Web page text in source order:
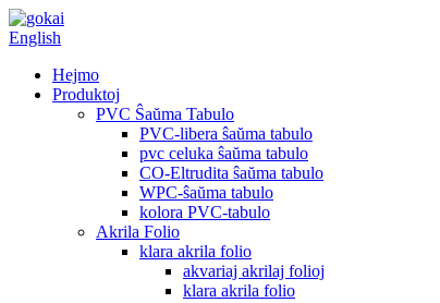
English
Hejmo
Produktoj
PVC Ŝaŭma Tabulo
PVC-libera ŝaŭma tabulo
pvc celuka ŝaŭma tabulo
CO-Eltrudita ŝaŭma tabulo
WPC-ŝaŭma tabulo
kolora PVC-tabulo
Akrila Folio
klara akrila folio
akvariaj akrilaj folioj
klara akrila folio